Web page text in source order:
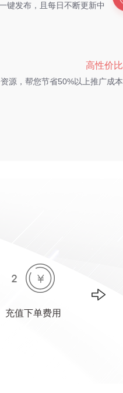
键发布，且每日不断更新中
高性价比
源，帮您节省50%以上推广成本
充值下单费用